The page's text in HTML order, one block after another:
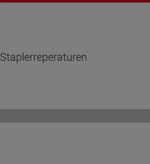
Staplerreperaturen